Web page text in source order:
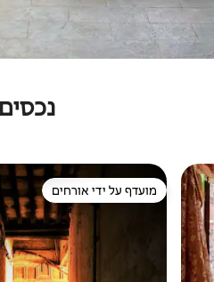
מועדף על ידי אורחים
מועדף על ידי אורחים